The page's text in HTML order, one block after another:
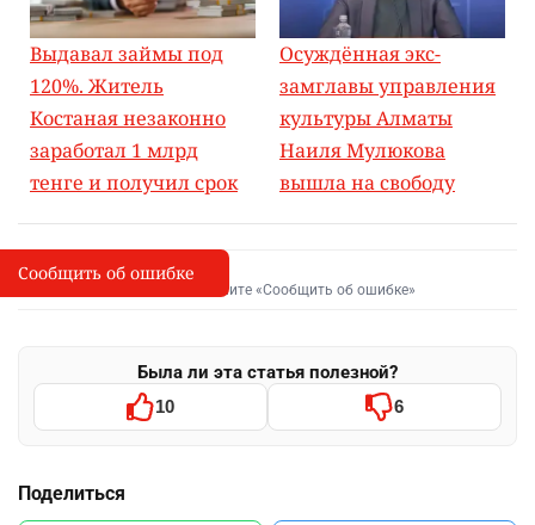
Выдавал займы под
120%. Житель
Костаная незаконно
заработал 1 млрд
тенге и получил срок
Осуждённая экс-
замглавы управления
культуры Алматы
Наиля Мулюкова
вышла на свободу
I
Сообщить об опечатке
Выделите фрагмент и нажмите «Сообщить об ошибке»
Была ли эта статья полезной?
10 6
Поделиться
Сообщить об ошибке